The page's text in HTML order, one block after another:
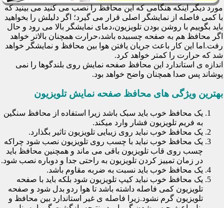
مورد دیگر اینکه هنگامی که این محافظ را نصب می کنید می بینید که
با کمی فاصله از نمایشگر اصلی قرار می گیرد؛ اگر دلیلش را بخواهید
باید بگوییم با روشن بودن تلویزیون،دمای نمایشگر بالا می رود و حال
اگر محافظ هم به صفحه چسبیده باشد،حرارت همچنان بالاتر خواهد
رفت.اما این کار باعث جریان یافتن هوا بین محافظ و نمایشگر خواهد
شد که حرارت را کمتر خواهد کرد.
اندازه ی استاندارد این محافظ صفحه نمایش روی بلندگوها را نمی
پوشاند پس صدا همچنان واضح خواهد بود.
بهترین ویژگی های محافظ صفحه نمایش تلویزیون
یک محافظ خوب باید سبک باشد زیرا استفاده از محافظ سنگین
به فریم تلویزیون فشار وارد میکند.
یک محافظ خوب نباید روی زیبایی تلویزیون تاثیر بگذارد.
یک محافظ خوب نباید با چسب روی تلویزیون نصب شود چراکه
چسب روی قاب تلویزیون باقی می ماند و همچنین محافظ باید
در زمان تمییز کردن تلویزیون به راحتی جدا و دوباره نصب شود.
یک محافظ خوب باید نسبت به ضربه مقاوم باشد.
یک محافظ خوب نباید کیپ تلویزیون شود بلکه باید با صفحه
تلویزیون کمی فاصله داشته باشد تا هوا ردو بدل شود و صفحه
تلویزیون گرم نشود.زیرا فاصله ی غیر استاندارد بین محافظ و